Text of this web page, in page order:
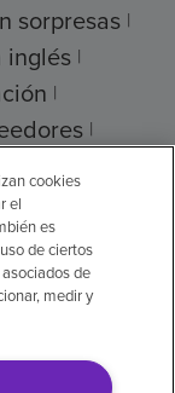
sorpresas
inglés
cookies
el
es
de ciertos
de
medir y